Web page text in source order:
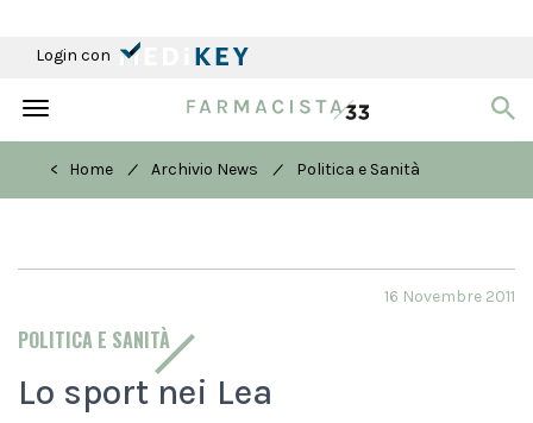
Login con
Toggle
< Home
/ Archivio News / Politica e Sanità
POLITICA E SANITÀ
16 Novembre 2011
Lo sport nei Lea